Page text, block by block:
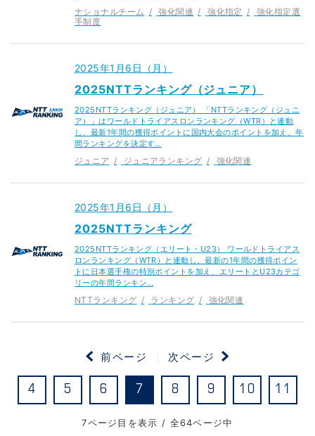
ナショナルチーム 強化関連 強化指定
強化指定選
手制度
2025年1月6日（月）
2025NTTランキング（ジュニア）
2025NTTランキング（ジュニア） 「NTTランキング（ジュニ
ア）」はワールドトライアスロンランキング（WTR）と連動
し、最新1年間の獲得ポイントに国内大会のポイントを加え、年
間ランキングを決定す…
ジュニア ジュニアランキング 強化関連
2025年1月6日（月）
2025NTTランキング
2025NTTランキング（エリート・U23） ワールドトライアス
ロンランキング（WTR）と連動し、最新の1年間の獲得ポイン
トに日本選手権の特別ポイントを加え、エリートとU23カテゴ
リーの年間ランキン…
NTTランキング ランキング 強化関連
7ページ目を表示 / 全64ページ中
前ページ
4 5 6 7 8 9 10 11
次ページ